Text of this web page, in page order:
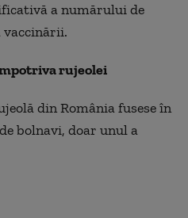
a numărului de
rujeolei
din România fusese în
bolnavi, doar unul a